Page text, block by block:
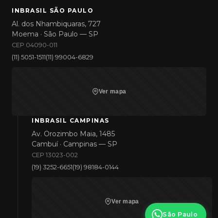
INBRASIL SÃO PAULO
Al. dos Nhambiquaras, 727
Moema · São Paulo — SP
CEP 04090-011
(11) 5051-1511(11) 99004-6829
Ver mapa
INBRASIL CAMPINAS
Av. Orozimbo Maia, 1485
Cambuí · Campinas — SP
CEP 13023-002
(19) 3252-6651(19) 98184-0144
Ver mapa
São Paulo